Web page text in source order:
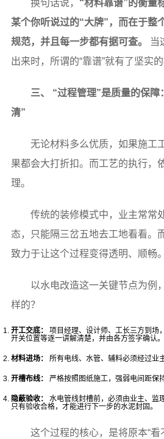
换句话说， “材料靠谱”的衡量
某个你听说过的“大牌”，而在于整
规范，并且每一步都有据可查。
当
出来时，所谓的“靠谱”就有了坚实的
三、 “过程管理”是质量的保障
清”
无论材料多么优质，如果施工
果都会大打折扣。而工艺的执行，
理。
传统的装修模式中，业主常常
态，只能隔三岔五地去工地看看。
致力于让这个过程变得透明、顺畅。
以水电改造这一关键节点为例
样的？
开工交底：
项目经理、设计师、工长三方到场
开关位置等逐一讲解清楚，并由各方签字确认。
材料进场： 所有电线、水管、辅料必须经过业
开槽布线： 严格按照图纸施工，强弱电间距保
隐蔽验收：
水电管线封槽前，必须由业主、监
只有验收合格，才能进行下一步的水泥封固。
这个过程的核心，是将原本“看